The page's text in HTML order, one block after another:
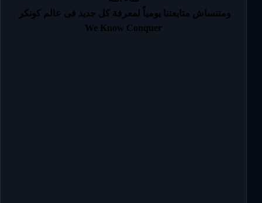
ومتنساش متابعتنا يومياً لمعرفة كل جديد فى عالم كونكر
We Know Conquer